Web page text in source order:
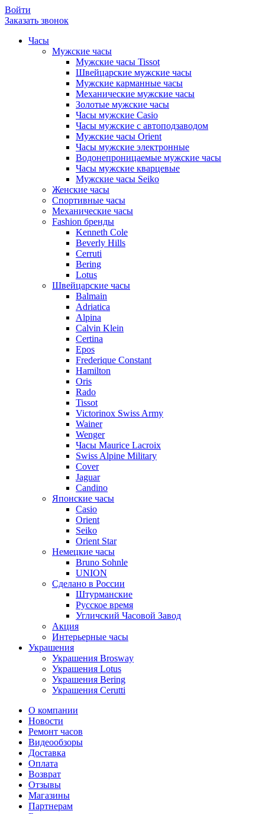
Войти
Заказать звонок
Часы
Мужские часы
Мужские часы Tissot
Швейцарские мужские часы
Мужские карманные часы
Механические мужские часы
Золотые мужские часы
Часы мужские Casio
Часы мужские с автоподзаводом
Мужские часы Orient
Часы мужские электронные
Водонепроницаемые мужские часы
Часы мужские кварцевые
Мужские часы Seiko
Женские часы
Спортивные часы
Механические часы
Fashion бренды
Kenneth Cole
Beverly Hills
Cerruti
Bering
Lotus
Швейцарские часы
Balmain
Adriatica
Alpina
Calvin Klein
Certina
Epos
Frederique Constant
Hamilton
Oris
Rado
Tissot
Victorinox Swiss Army
Wainer
Wenger
Часы Maurice Lacroix
Swiss Alpine Military
Cover
Jaguar
Candino
Японские часы
Casio
Orient
Seiko
Orient Star
Немецкие часы
Bruno Sohnle
UNION
Сделано в России
Штурманские
Русское время
Угличский Часовой Завод
Акция
Интерьерные часы
Украшения
Украшения Brosway
Украшения Lotus
Украшения Bering
Украшения Cerutti
О компании
Новости
Ремонт часов
Видеообзоры
Доставка
Оплата
Возврат
Отзывы
Магазины
Партнерам